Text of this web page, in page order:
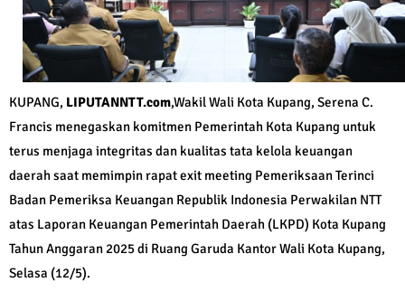
KUPANG, LIPUTANNTT.com,Wakil Wali Kota Kupang, Serena C.
Francis menegaskan komitmen Pemerintah Kota Kupang untuk
terus menjaga integritas dan kualitas tata kelola keuangan
daerah saat memimpin rapat exit meeting Pemeriksaan Terinci
Badan Pemeriksa Keuangan Republik Indonesia Perwakilan NTT
atas Laporan Keuangan Pemerintah Daerah (LKPD) Kota Kupang
Tahun Anggaran 2025 di Ruang Garuda Kantor Wali Kota Kupang,
Selasa (12/5).